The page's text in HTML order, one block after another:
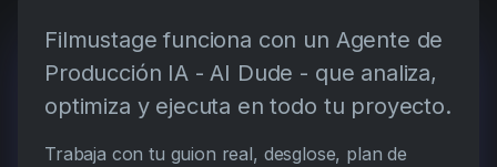
Filmustage funciona con un Agente de
Producción IA - AI Dude - que analiza,
optimiza y ejecuta en todo tu proyecto.
Trabaja con tu guion real, desglose, plan de